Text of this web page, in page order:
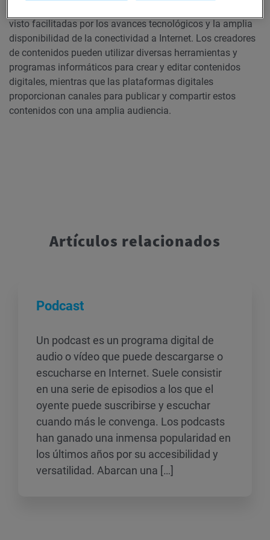
visto facilitadas por los avances tecnológicos y la amplia
disponibilidad de la conectividad a Internet. Los creadores
de contenidos pueden utilizar diversas herramientas y
programas informáticos para crear y editar contenidos
digitales, mientras que las plataformas digitales
proporcionan canales para publicar y compartir estos
contenidos con una amplia audiencia.
Artículos relacionados
Podcast
Un podcast es un programa digital de
audio o vídeo que puede descargarse o
escucharse en Internet. Suele consistir
en una serie de episodios a los que el
oyente puede suscribirse y escuchar
cuando más le convenga. Los podcasts
han ganado una inmensa popularidad en
los últimos años por su accesibilidad y
versatilidad. Abarcan una […]